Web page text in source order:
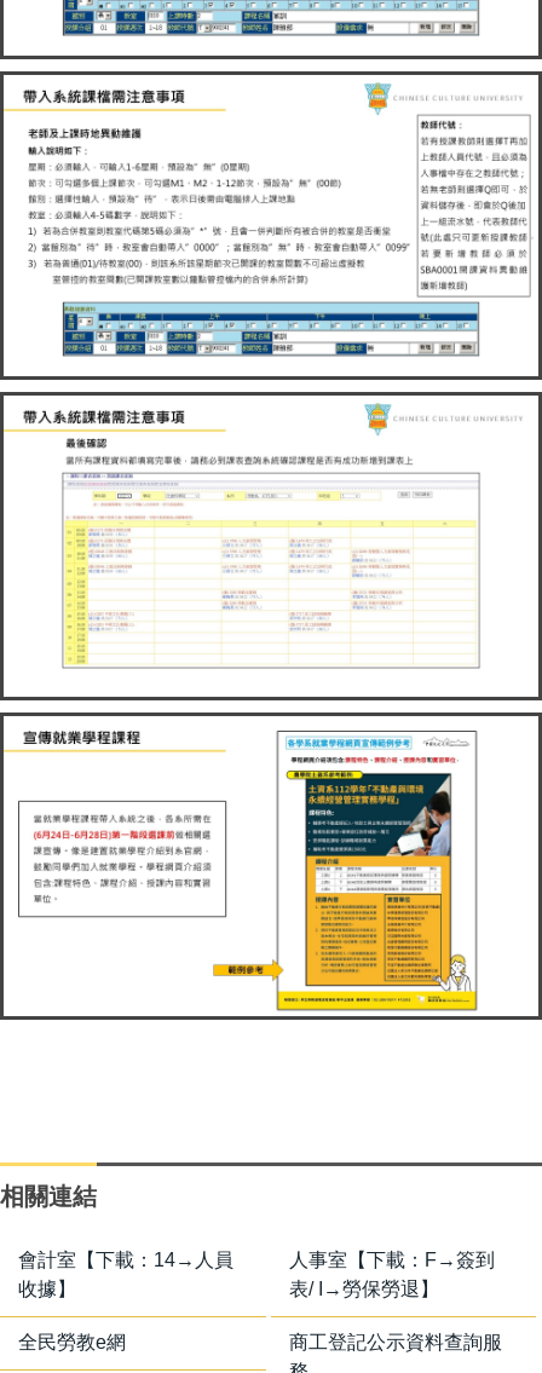
相關連結
會計室【下載：14→人員
收據】
人事室【下載：F→簽到
表/ I→勞保勞退】
全民勞教e網
商工登記公示資料查詢服